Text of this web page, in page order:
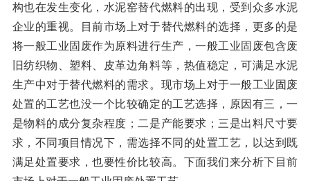
粉碎设备
环锤式粉碎机 鼓式粉碎机
轮胎钢丝分离机 通用型粉碎机
破碎设备
反击式破碎机 颚式破碎机
圆锥破碎机
重型锤式破碎机 移动式破碎站
挤压成型设备
RDF成型机 生物质颗粒机
液压打包机
成套机组
封闭式破碎系统 废轮胎热解系统
橡胶破胶机组
分选分离设备
风选机 滚筒筛
新闻资讯
走进洁普
联系我们
构也在发生变化，水泥窑替代燃料的出现，受到众多水泥
企业的重视。目前市场上对于替代燃料的选择，更多的是
将一般工业固废作为原料进行生产，一般工业固废包含废
旧纺织物、塑料、皮革边角料等，热值稳定，可满足水泥
生产中对于替代燃料的需求。现市场上对于一般工业固废
处置的工艺也没一个比较确定的工艺选择，原因有三，一
是物料的成分复杂程度；二是产能要求；三是出料尺寸要
求，不同项目情况下，需选择不同的处置工艺，以达到既
满足处置要求，也要性价比较高。下面我们来分析下目前